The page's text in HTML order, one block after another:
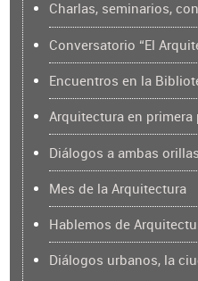
Charlas, seminarios,
Conversatorio “El
Encuentros en la
Arquitectura en primera
Diálogos a ambas
Mes de la Arquitectura
Hablemos de
Diálogos urbanos, la